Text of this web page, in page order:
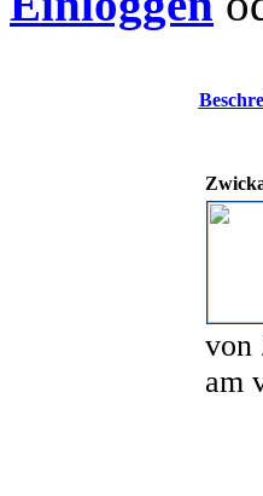
von
am